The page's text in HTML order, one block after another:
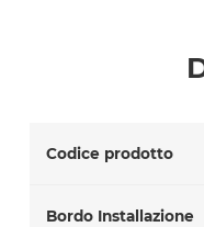
Codice prodotto
Bordo Installazione